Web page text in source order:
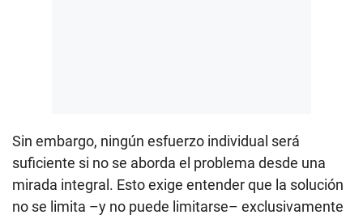
Sin embargo, ningún esfuerzo individual será
suficiente si no se aborda el problema desde una
mirada integral. Esto exige entender que la solución
no se limita –y no puede limitarse– exclusivamente